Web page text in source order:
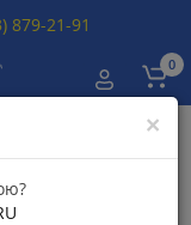
0
×
879-21-91